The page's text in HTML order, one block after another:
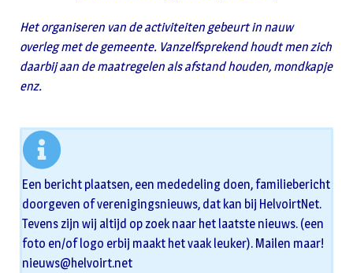
Het organiseren van de activiteiten gebeurt in nauw
overleg met de gemeente. Vanzelfsprekend houdt men zich
daarbij aan de maatregelen als afstand houden, mondkapje
enz.
Een bericht plaatsen, een mededeling doen, familiebericht
doorgeven of verenigingsnieuws, dat kan bij HelvoirtNet.
Tevens zijn wij altijd op zoek naar het laatste nieuws. (een
foto en/of logo erbij maakt het vaak leuker). Mailen maar!
nieuws@helvoirt.net